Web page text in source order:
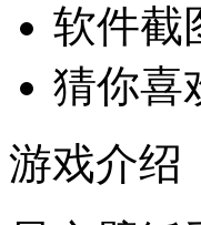
软件截
猜你喜
游戏介绍